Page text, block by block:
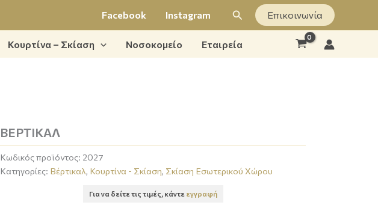
Facebook Instagram ΑναζήτησηΕπικοινωνία
Κουρτίνα – Σκίαση Νοσοκομείο Εταιρεία
ΒΕΡΤΙΚΑΛ
Κωδικός προϊόντος: 2027
Κατηγορίες: Βέρτικαλ, Κουρτίνα - Σκίαση, Σκίαση Εσωτερικού Χώρου
Για να δείτε τις τιμές, κάντε εγγραφή